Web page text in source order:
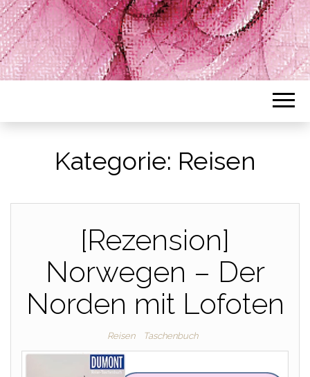
Kategorie: Reisen
[Rezension]
Norwegen – Der
Norden mit Lofoten
Reisen Taschenbuch